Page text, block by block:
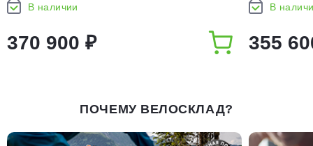
В наличии
370 900 ₽
В
355
ПОЧЕМУ ВЕЛОСКЛАД?